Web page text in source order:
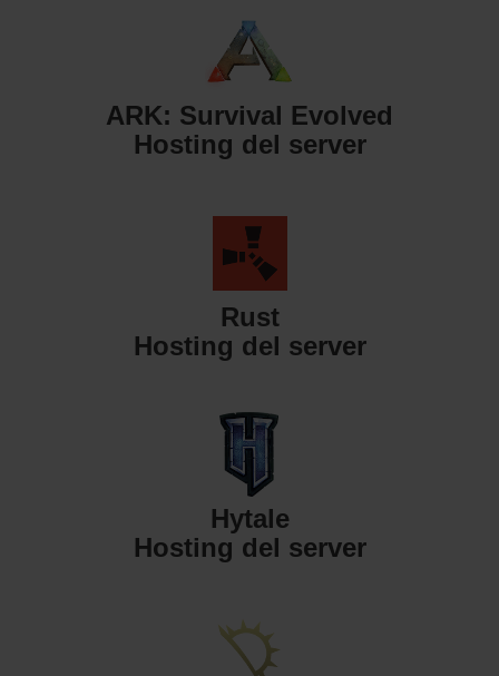
ARK: Survival Evolved
Hosting del server
Rust
Hosting del server
Hytale
Hosting del server